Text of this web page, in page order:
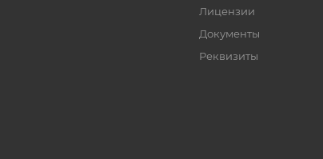
Лицензии
Документы
Реквизиты